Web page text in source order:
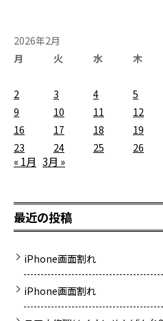
2026年2月
月
火 水 木
2
3 4 5
9
10 11 12
16
17 18 19
23
24 25 26
« 1月 3月 »
最近の投稿
iPhone画面割れ
iPhone画面割れ